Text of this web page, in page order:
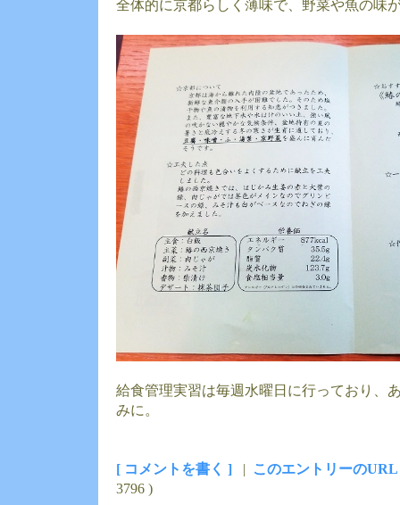
全体的に京都らしく薄味で、野菜や魚の味
給食管理実習は毎週水曜日に行っており、
みに。
[ コメントを書く ] | このエントリーのURL
3796 )